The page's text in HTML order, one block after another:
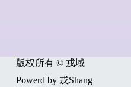
版权所有 © 戎域
Powerd by 戎Shang